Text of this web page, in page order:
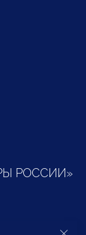
РОССИИ»